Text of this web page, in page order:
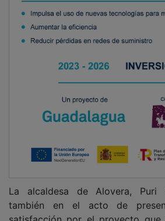
también en el acto de
satisfacción por el proyecto